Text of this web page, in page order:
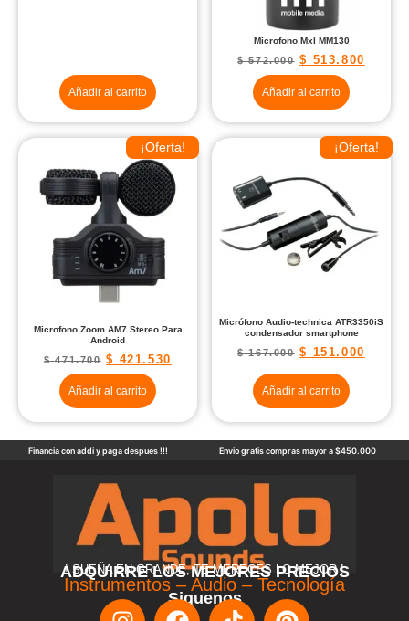
Añadir al carrito
Microfono Mxl MM130
$572.000 $ 513.800
Añadir al carrito
¡Oferta!
Microfono Zoom AM7 Stereo Para
Android
$471.700 $ 421.530
Añadir al carrito
¡Oferta!
Micrófono Audio-technica ATR3350iS
condensador smartphone
$167.000 $ 151.000
Añadir al carrito
Financia con addi y paga despues !!! Envio gratis compras mayor a $450.000
ADQUIRRE LOS MEJORES PRECIOS
! SUEÑA EN GRANDE, TE MERECES LO MEJOR !
Instrumentos – Audio – Tecnología
Siguenos